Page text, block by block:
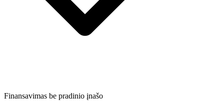
Finansavimas be pradinio įnašo